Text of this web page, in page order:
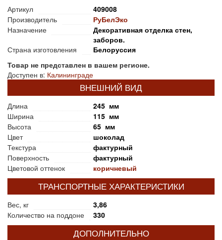
Артикул
409008
Производитель
РуБелЭко
Назначение
Декоративная отделка стен,
заборов.
Страна изготовления
Белоруссия
Товар не представлен в вашем регионе.
Доступен в: Калининграде
ВНЕШНИЙ ВИД
Длина
245 мм
Ширина
115 мм
Высота
65 мм
Цвет
шоколад
Текстура
фактурный
Поверхность
фактурный
Цветовой оттенок
коричневый
ТРАНСПОРТНЫЕ ХАРАКТЕРИСТИКИ
Вес, кг
3,86
Количество на поддоне
330
ДОПОЛНИТЕЛЬНО